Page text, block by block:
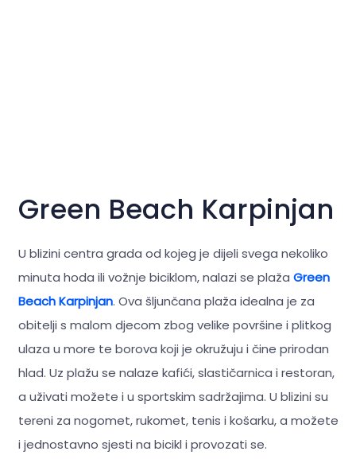
Green Beach Karpinjan
U blizini centra grada od kojeg je dijeli svega nekoliko
minuta hoda ili vožnje biciklom, nalazi se plaža Green
Beach Karpinjan. Ova šljunčana plaža idealna je za
obitelji s malom djecom zbog velike površine i plitkog
ulaza u more te borova koji je okružuju i čine prirodan
hlad. Uz plažu se nalaze kafići, slastičarnica i restoran,
a uživati možete i u sportskim sadržajima. U blizini su
tereni za nogomet, rukomet, tenis i košarku, a možete
i jednostavno sjesti na bicikl i provozati se.